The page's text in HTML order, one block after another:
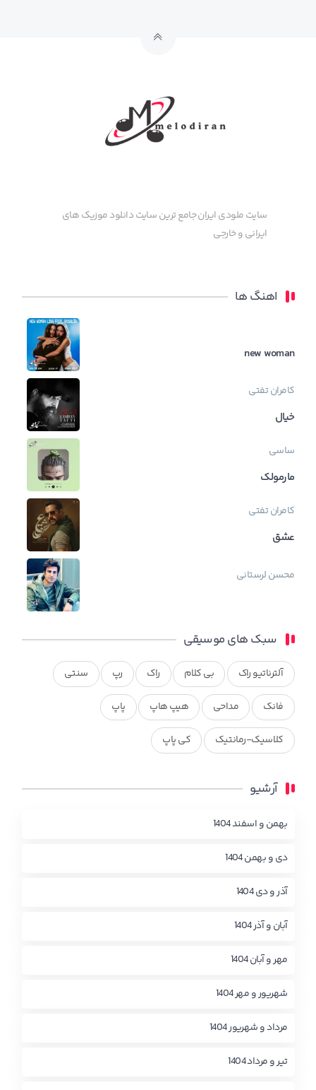
سایت ملودی ایران جامع ترین سایت دانلود موزیک های
ایرانی و خارجی
اهنگ ها
new woman
کامران تفتی
خیال
ساسی
مارمولک
کامران تفتی
عشق
محسن لرستانی
سبک های موسیقی
آلترناتیو راک بی کلام راک رپ سنتی
فانک مداحی هیپ هاپ پاپ
کلاسیک-رمانتیک کی پاپ
آرشیو
بهمن و اسفند 1404
دی و بهمن 1404
آذر و دی 1404
آبان و آذر 1404
مهر و آبان 1404
شهریور و مهر 1404
مرداد و شهریور 1404
تیر و مرداد 1404